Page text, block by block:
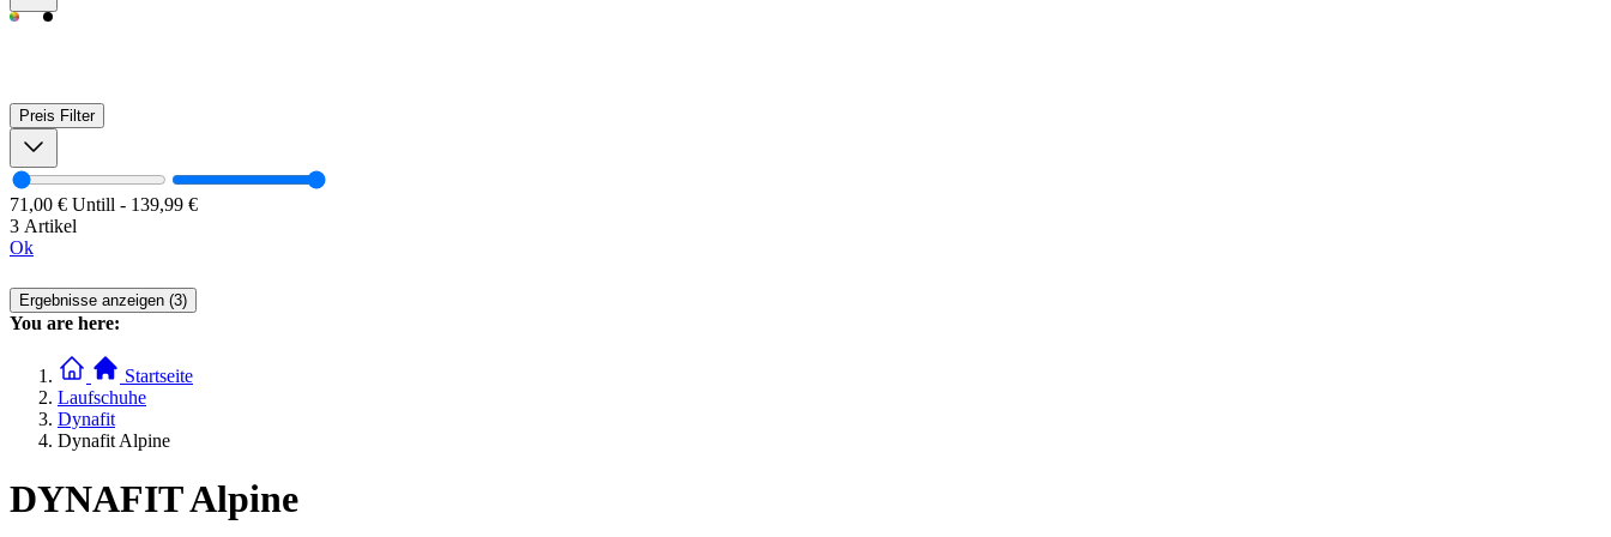
Preis Filter
71,00 € Untill - 139,99 €
3 Artikel
Ok
Ergebnisse anzeigen (3)
You are here:
Startseite
Laufschuhe
Dynafit
Dynafit Alpine
DYNAFIT Alpine